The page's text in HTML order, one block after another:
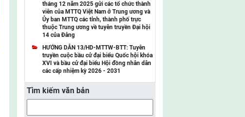
UBMTTQ Việt Nam tỉnh Lạng Sơn
UBMTTQ Việt Nam tỉnh Lai Châu
UBMTTQ Việt Nam tỉnh Điện Biên
UBMTTQ Việt Nam tỉnh Sơn La
UBMTTQ Việt Nam tỉnh Thanh Hóa
UBMTTQ Việt Nam tỉnh Nghệ An
tháng 12 năm 2025 gửi các tổ chức thành
viên của MTTQ Việt Nam ở Trung ương và
Ủy ban MTTQ các tỉnh, thành phố trực
thuộc Trung ương về tuyên truyền Đại hội
14 của Đảng
HƯỚNG DẪN 13/HD-MTTW-BTT: Tuyên
truyền cuộc bầu cử đại biểu Quốc hội khóa
XVI và bầu cử đại biểu Hội đồng nhân dân
các cấp nhiệm kỳ 2026 - 2031
Tìm kiếm văn bản